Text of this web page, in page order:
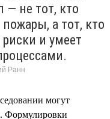
— не тот, кто
а тот, кто
и умеет
Ранн
могут
Формулировки